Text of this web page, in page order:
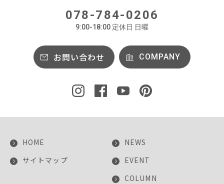
078-784-0206
9:00-18:00 定休日 日曜
お問い合わせ COMPANY
HOME
サイトマップ
NEWS
EVENT
COLUMN